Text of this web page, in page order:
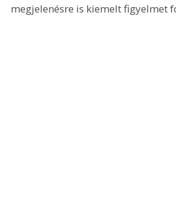
megjelenésre is kiemelt figyelmet